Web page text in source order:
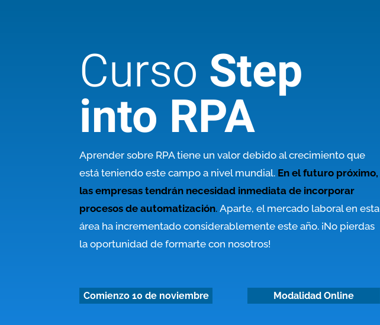
Curso Step
into RPA
Aprender sobre RPA tiene un valor debido al crecimiento que
está teniendo este campo a nivel mundial. En el futuro próximo,
las empresas tendrán necesidad inmediata de incorporar
procesos de automatización. Aparte, el mercado laboral en esta
área ha incrementado considerablemente este año. ¡No pierdas
la oportunidad de formarte con nosotros!
Comienzo 10 de noviembre Modalidad Online